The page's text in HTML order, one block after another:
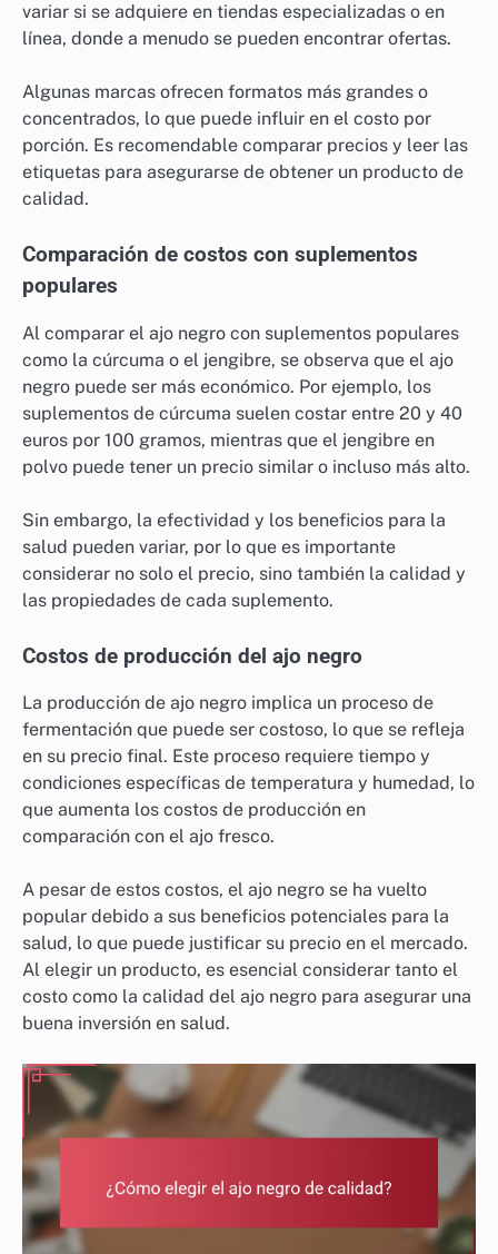
variar si se adquiere en tiendas especializadas o en
línea, donde a menudo se pueden encontrar ofertas.
Algunas marcas ofrecen formatos más grandes o
concentrados, lo que puede influir en el costo por
porción. Es recomendable comparar precios y leer las
etiquetas para asegurarse de obtener un producto de
calidad.
Comparación de costos con suplementos
populares
Al comparar el ajo negro con suplementos populares
como la cúrcuma o el jengibre, se observa que el ajo
negro puede ser más económico. Por ejemplo, los
suplementos de cúrcuma suelen costar entre 20 y 40
euros por 100 gramos, mientras que el jengibre en
polvo puede tener un precio similar o incluso más alto.
Sin embargo, la efectividad y los beneficios para la
salud pueden variar, por lo que es importante
considerar no solo el precio, sino también la calidad y
las propiedades de cada suplemento.
Costos de producción del ajo negro
La producción de ajo negro implica un proceso de
fermentación que puede ser costoso, lo que se refleja
en su precio final. Este proceso requiere tiempo y
condiciones específicas de temperatura y humedad, lo
que aumenta los costos de producción en
comparación con el ajo fresco.
A pesar de estos costos, el ajo negro se ha vuelto
popular debido a sus beneficios potenciales para la
salud, lo que puede justificar su precio en el mercado.
Al elegir un producto, es esencial considerar tanto el
costo como la calidad del ajo negro para asegurar una
buena inversión en salud.